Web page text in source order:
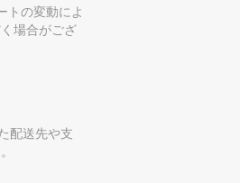
トの変動によ
場合がござ
配送先や支